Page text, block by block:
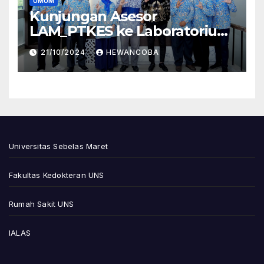
Kunjungan Asesor
LAM_PTKES ke Laboratorium
Hewan Coba Dalam Rangka
Asesmen Lapangan
Pendirian Prodi Magister
21/10/2024 HEWANCOBA
Universitas Sebelas Maret
Fakultas Kedokteran UNS
Rumah Sakit UNS
IALAS